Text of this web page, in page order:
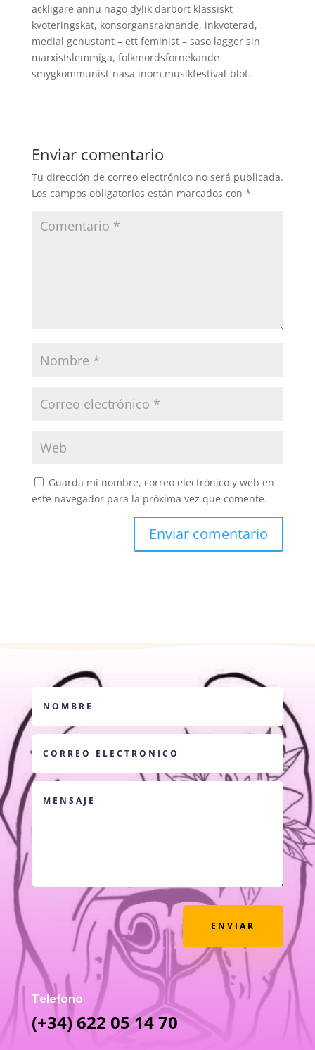
ackligare annu nago dylik darbort klassiskt
kvoteringskat, konsorgansraknande, inkvoterad,
medial genustant – ett feminist – saso lagger sin
marxistslemmiga, folkmordsfornekande
smygkommunist-nasa inom musikfestival-blot.
Enviar comentario
Tu dirección de correo electrónico no será publicada.
Los campos obligatorios están marcados con *
Guarda mi nombre, correo electrónico y web en
este navegador para la próxima vez que comente.
ENVIAR
Telefono
(+34) 622 05 14 70